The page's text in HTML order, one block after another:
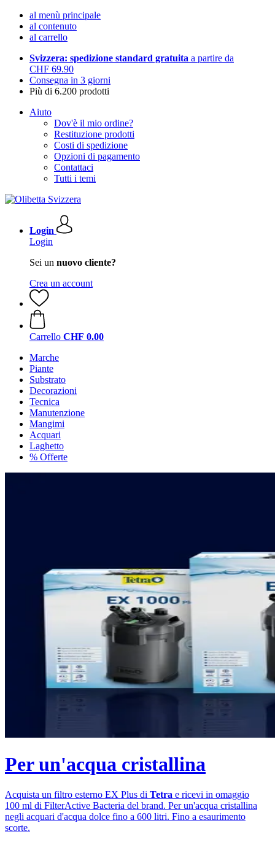
al menù principale
al contenuto
al carrello
Svizzera: spedizione standard gratuita a partire da
CHF 69.90
Consegna in 3 giorni
Più di 6.200 prodotti
Aiuto
Dov'è il mio ordine?
Restituzione prodotti
Costi di spedizione
Opzioni di pagamento
Contattaci
Tutti i temi
Login
Login
Sei un nuovo cliente?
Crea un account
Carrello CHF 0.00
Marche
Piante
Substrato
Decorazioni
Tecnica
Manutenzione
Mangimi
Acquari
Laghetto
% Offerte
Per un'acqua cristallina
Acquista un filtro esterno EX Plus di Tetra e ricevi in omaggio
100 ml di FilterActive Bacteria del brand. Per un'acqua cristallina
negli acquari d'acqua dolce fino a 600 litri. Fino a esaurimento
scorte.